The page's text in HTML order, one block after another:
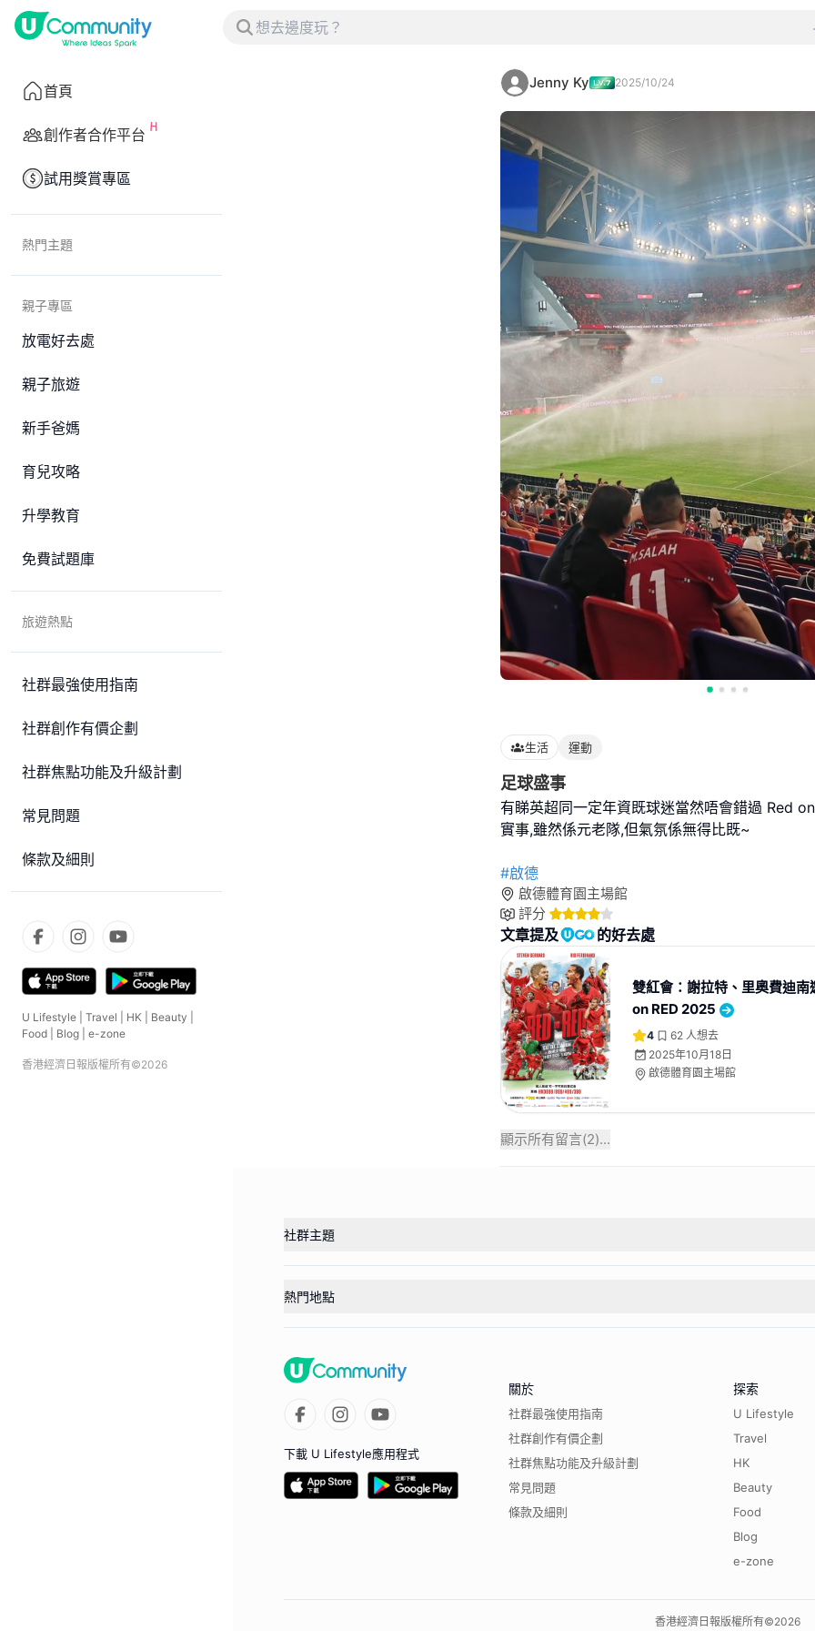
首頁
創作者合作平台
試用獎賞專區
熱門主題
親子專區
放電好去處
親子旅遊
新手爸媽
育兒攻略
升學教育
免費試題庫
旅遊熱點
社群最強使用指南
社群創作有價企劃
社群焦點功能及升級計劃
常見問題
條款及細則
U Lifestyle Travel HK Beauty
Food
Blog e-zone
香港經濟日報版權所有©2026
Jenny Ky 2025/10/24
生活 運動
足球盛事
有睇英超同一定年資既球迷當然唔會錯過 Red
實事,雖然係元老隊,但氣氛係無得比既~
#啟德
啟德體育園主場館
評分
文章提及 的好去處
雙紅會：謝拉特、里奧費迪南
on RED 2025
4 62 人想去
2025年10月18日
啟德體育園主場館
顯示所有留言(2)...
社群主題
熱門地點
下載 U Lifestyle應用程式
關於
社群最強使用指南
社群創作有價企劃
社群焦點功能及升級計劃
常見問題
條款及細則
探索
U Lifestyle
Travel
HK
Beauty
Food
Blog
e-zone
香港經濟日報版權所有©2026